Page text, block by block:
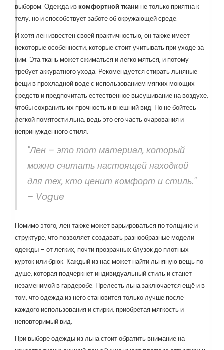
выбором. Одежда из комфортной ткани не только приятна к
телу, но и способствует заботе об окружающей среде.
И хотя лен известен своей практичностью, он также имеет
некоторые особенности, которые стоит учитывать при уходе за
ним. Эта ткань может сжиматься и легко мяться, и потому
требует аккуратного ухода. Рекомендуется стирать льняные
вещи в прохладной воде с использованием мягких моющих
средств и предпочитать естественное высушивание на воздухе,
чтобы сохранить их прочность и внешний вид. Но не бойтесь
легкой помятости льна, ведь это его часть очарования и
непринужденного стиля.
"Лен – это тот материал, который
можно считать настоящей находкой
для тех, кто ценит комфорт и стиль."
– Vogue
Помимо этого, лен также может варьироваться по толщине и
структуре, что позволяет создавать разнообразные модели
одежды – от легких, почти прозрачных блузок до плотных
курток или брюк. Каждый из нас может найти льняную вещь по
душе, которая подчеркнет индивидуальный стиль и станет
незаменимой в гардеробе. Прелесть льна заключается ещё и в
том, что одежда из него становится только лучше после
каждого использования и стирки, приобретая мягкость и
неповторимый вид.
При выборе одежды из льна стоит обратить внимание на